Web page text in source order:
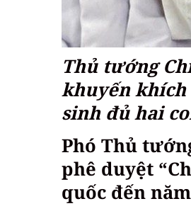
Thủ tướng
khuyến khích
sinh đủ hai
Phó Thủ
phê duyệt
quốc đến